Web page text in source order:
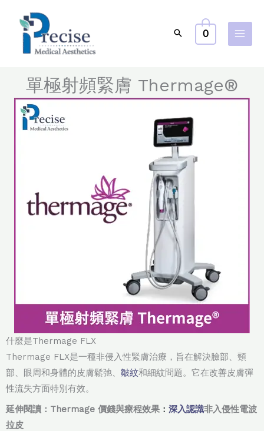
0
單極射頻緊膚​ Thermage®
什麼是Thermage FLX
Thermage FLX是一種非侵入性緊膚治療，旨在解決臉部、頸
部、眼周和身體的皮膚鬆弛、 皺紋和細紋問題。它在改善皮膚彈
性流失方面特別有效。
延伸閱讀：Thermage 價錢與療程效果 ： 深入認識非入侵性電波
拉皮